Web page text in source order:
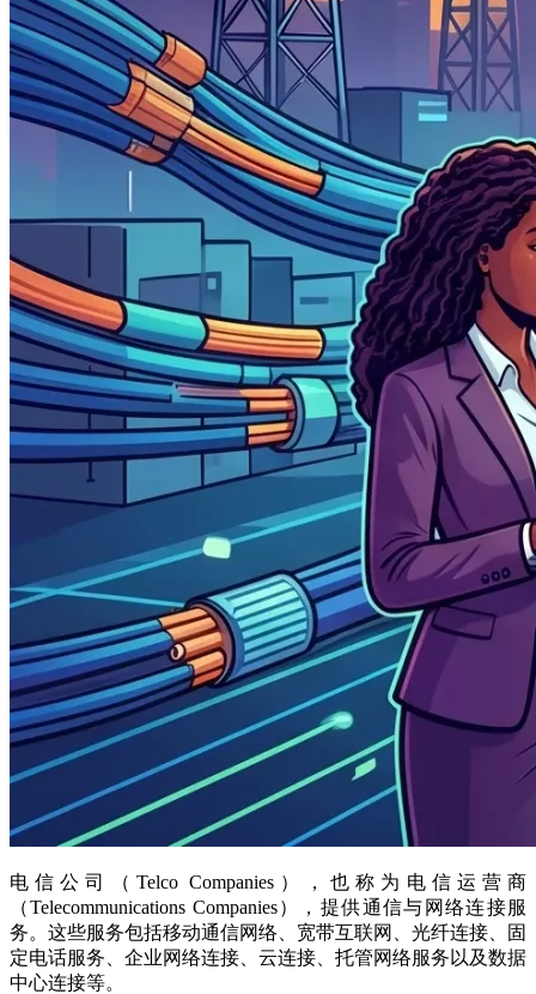
电信公司（Telco Companies），也称为电信运营商
（Telecommunications Companies），提供通信与网络连接服
务。这些服务包括移动通信网络、宽带互联网、光纤连接、固
定电话服务、企业网络连接、云连接、托管网络服务以及数据
中心连接等。